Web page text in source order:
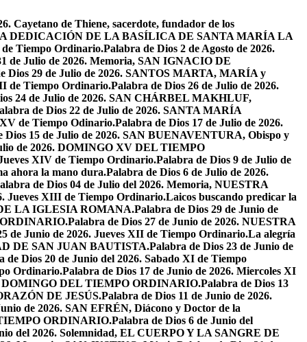
Cayetano de Thiene, sacerdote, fundador de los
LA DEDICACIÓN DE LA BASÍLICA DE SANTA MARÍA LA
de Tiempo Ordinario.Palabra de Dios 2 de Agosto de 2026.
de Julio de 2026. Memoria, SAN IGNACIO DE
Dios 29 de Julio de 2026. SANTOS MARTA, MARÍA y
de Tiempo Ordinario.Palabra de Dios 26 de Julio de 2026.
24 de Julio de 2026. SAN CHÁRBEL MAKHLUF,
de Dios 22 de Julio de 2026. SANTA MARÍA
de Tiempo Odinario.Palabra de Dios 17 de Julio de 2026.
Dios 15 de Julio de 2026. SAN BUENAVENTURA, Obispo y
de 2026. DOMINGO XV DEL TIEMPO
XIV de Tiempo Ordinario.Palabra de Dios 9 de Julio de
ahora la mano dura.Palabra de Dios 6 de Julio de 2026.
de Dios 04 de Julio del 2026. Memoria, NUESTRA
Jueves XIII de Tiempo Ordinario.Laicos buscando predicar la
LA IGLESIA ROMANA.Palabra de Dios 29 de Junio de
Palabra de Dios 27 de Junio de 2026. NUESTRA
de Junio de 2026. Jueves XII de Tiempo Ordinario.La alegría
DE SAN JUAN BAUTISTA.Palabra de Dios 23 de Junio de
de Dios 20 de Junio del 2026. Sabado XI de Tiempo
Ordinario.Palabra de Dios 17 de Junio de 2026. Miercoles XI
DOMINGO DEL TIEMPO ORDINARIO.Palabra de Dios 13
DE JESÚS.Palabra de Dios 11 de Junio de 2026.
de 2026. SAN EFRÉN, Diácono y Doctor de la
ORDINARIO.Palabra de Dios 6 de Junio del
del 2026. Solemnidad, EL CUERPO Y LA SANGRE DE